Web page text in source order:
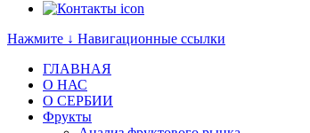
Нажмите ↓ Навигационные ссылки
ГЛАВНАЯ
О НАС
O СЕРБИИ
Фрукты